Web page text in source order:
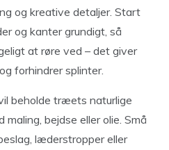
og kreative detaljer. Start
og kanter grundigt, så
at røre ved – det giver
forhindrer splinter.
beholde træets naturlige
bejdse eller olie. Små
læderstropper eller